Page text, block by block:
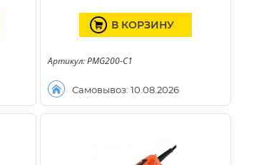
Самовывоз: 10.08.2026
В КОРЗИНУ
Артикул: PMG200-C1